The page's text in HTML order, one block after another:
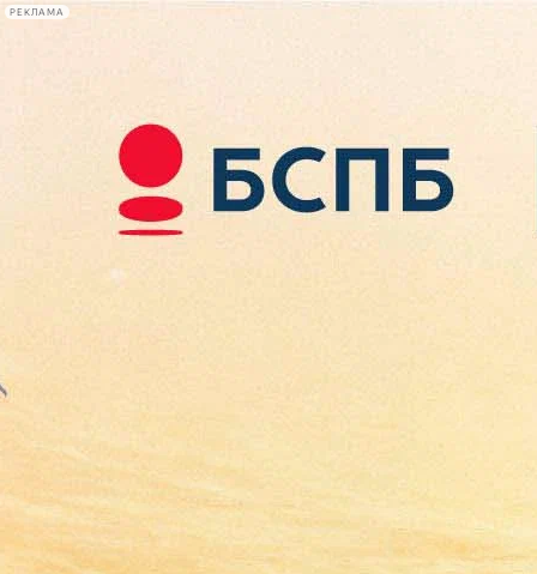
РЕКЛАМА
Сегодня:
2026.08.09
11:54
Афиша Plus